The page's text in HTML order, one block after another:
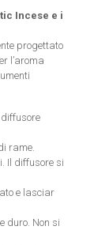
Incese e i
progettato
l’aroma
diffusore
rame.
Il diffusore si
e lasciar
duro. Non si